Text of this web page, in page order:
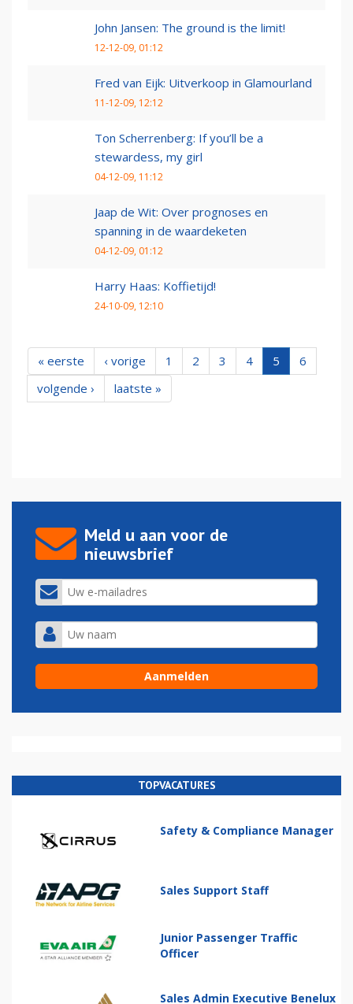
John Jansen: The ground is the limit!
12-12-09, 01:12
Fred van Eijk: Uitverkoop in Glamourland
11-12-09, 12:12
Ton Scherrenberg: If you’ll be a
stewardess, my girl
04-12-09, 11:12
Jaap de Wit: Over prognoses en
spanning in de waardeketen
04-12-09, 01:12
Harry Haas: Koffietijd!
24-10-09, 12:10
« eerste ‹ vorige 1 2 3 4 5
6
volgende ›
laatste »
Meld u aan voor de
nieuwsbrief
TOPVACATURES
Safety & Compliance Manager
Sales Support Staff
Junior Passenger Traffic
Officer
Sales Admin Executive Benelux